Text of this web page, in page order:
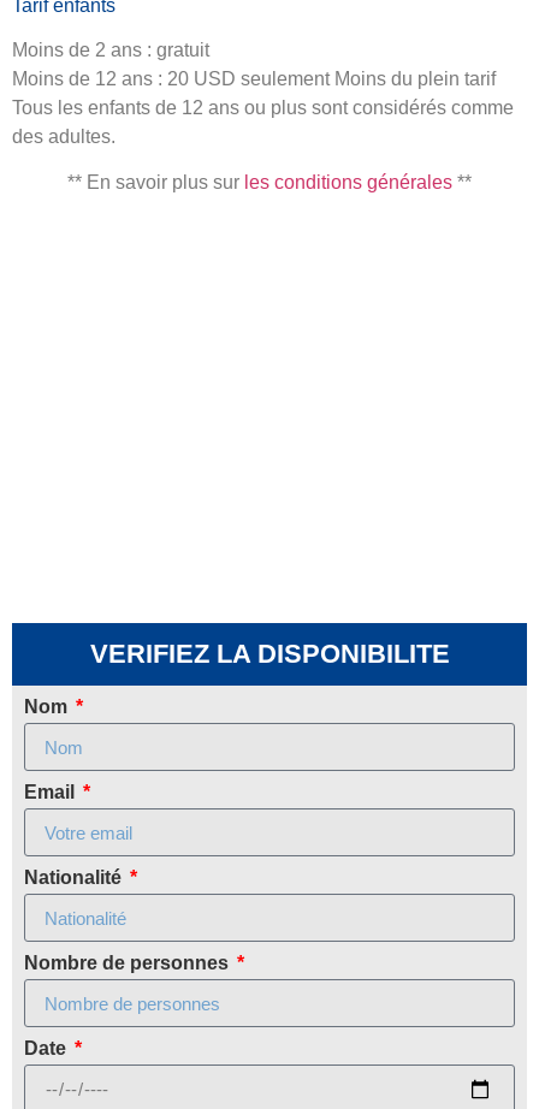
Tarif enfants
Moins de 2 ans : gratuit
Moins de 12 ans : 20 USD seulement Moins du plein tarif
Tous les enfants de 12 ans ou plus sont considérés comme
des adultes.
** En savoir plus sur les conditions générales **
VERIFIEZ LA DISPONIBILITE
Nom
Email
Nationalité
Nombre de personnes
Date